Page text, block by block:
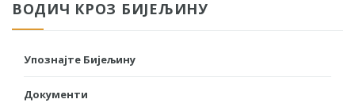
ВОДИЧ КРОЗ БИЈЕЉИНУ
Упознајте Бијељину
Документи